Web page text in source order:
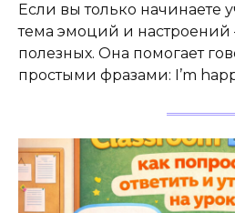
Если вы только начинаете
тема эмоций и
полезных. Она помогает
простыми фразами: I’m